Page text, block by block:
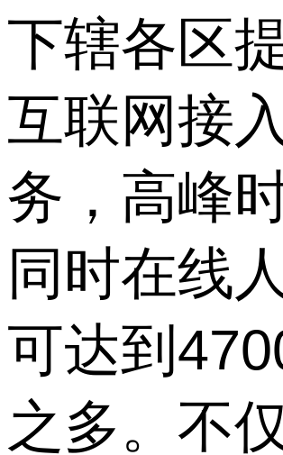
下辖各区
互联网接
务，高峰
同时在线
可达到
之多。不